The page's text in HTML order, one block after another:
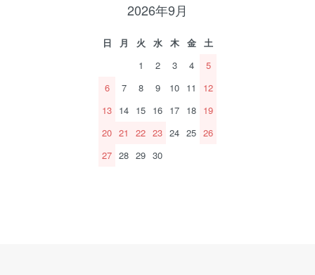
2026年9月
日 月 火 水 木 金
土
1
2 3 4
5
6
7 8 9 10 11
12
13 14 15 16 17 18 19
20 21 22 23 24 25 26
27 28 29 30